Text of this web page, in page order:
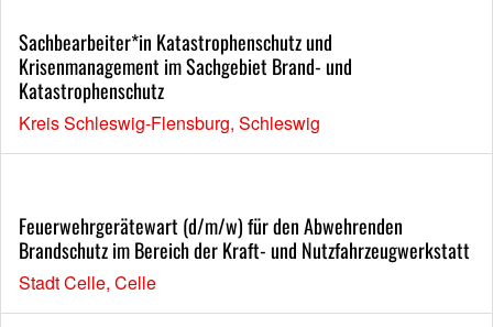
Sachbearbeiter*in Katastrophenschutz und
Krisenmanagement im Sachgebiet Brand- und
Katastrophenschutz
Kreis Schleswig-Flensburg, Schleswig
Feuerwehrgerätewart (d/m/w) für den Abwehrenden
Brandschutz im Bereich der Kraft- und Nutzfahrzeugwerkstatt
Stadt Celle, Celle